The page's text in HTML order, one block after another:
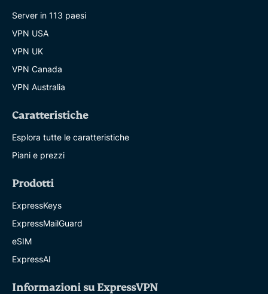
Server in 113 paesi
VPN USA
VPN UK
VPN Canada
VPN Australia
Caratteristiche
Esplora tutte le caratteristiche
Piani e prezzi
Prodotti
ExpressKeys
ExpressMailGuard
eSIM
ExpressAI
Informazioni su ExpressVPN